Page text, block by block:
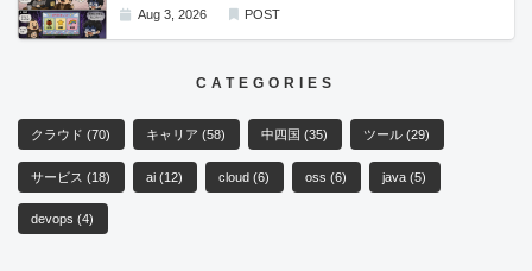
Aug 3, 2026 POST
CATEGORIES
クラウド(70) キャリア(58) 中四国(35) ツール(29)
サービス(18) ai(12) cloud(6) oss(6) java(5)
devops(4)